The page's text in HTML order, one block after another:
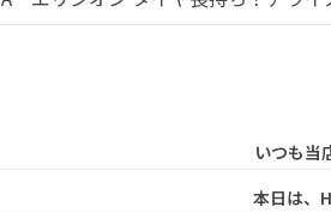
いつも当
本日は、